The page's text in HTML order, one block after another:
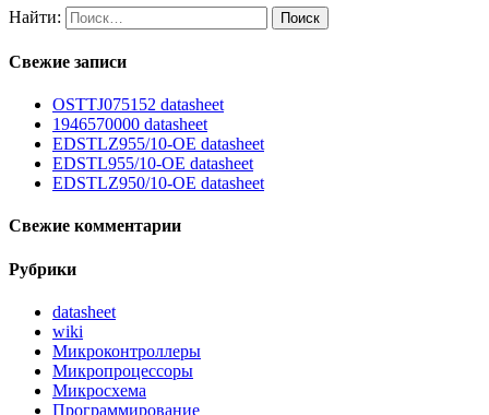
Найти:
Свежие записи
OSTTJ075152 datasheet
1946570000 datasheet
EDSTLZ955/10-OE datasheet
EDSTL955/10-OE datasheet
EDSTLZ950/10-OE datasheet
Свежие комментарии
Рубрики
datasheet
wiki
Микроконтроллеры
Микропроцессоры
Микросхема
Программирование